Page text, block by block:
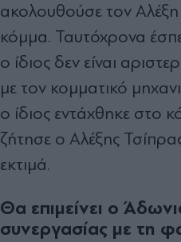
ακολουθούσε τον
κόμμα. Ταυτόχρονα
ο ίδιος δεν είναι
με τον κομματικό
ο ίδιος εντάχθηκε στο
ζήτησε ο Αλέξης
εκτιμά.
Θα επιμείνει ο
συνεργασίας με τη